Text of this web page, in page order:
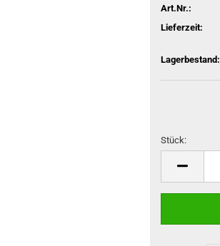
Art.Nr.:
Lieferzeit:
Lagerbestand:
Stück:
Stück